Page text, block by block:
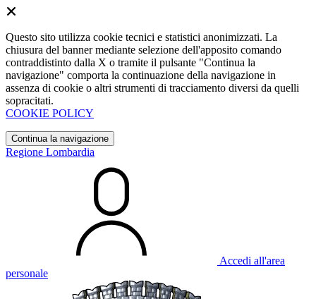
Questo sito utilizza cookie tecnici e statistici anonimizzati. La
chiusura del banner mediante selezione dell'apposito comando
contraddistinto dalla X o tramite il pulsante "Continua la
navigazione" comporta la continuazione della navigazione in
assenza di cookie o altri strumenti di tracciamento diversi da quelli
sopracitati.
COOKIE POLICY
Continua la navigazione
Regione Lombardia
Accedi all'area
personale